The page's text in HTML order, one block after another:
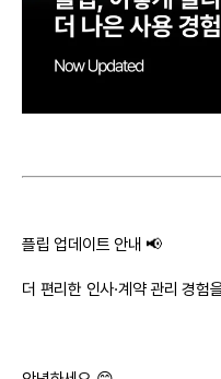
플립 업데이트 안내 📢
더 편리한 인사·계약 관리 경험